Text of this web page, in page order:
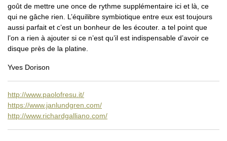
goût de mettre une once de rythme supplémentaire ici et là, ce
qui ne gâche rien. L’équilibre symbiotique entre eux est toujours
aussi parfait et c’est un bonheur de les écouter. a tel point que
l’on a rien à ajouter si ce n’est qu’il est indispensable d’avoir ce
disque près de la platine.
Yves Dorison
http://www.paolofresu.it/
https://www.janlundgren.com/
http://www.richardgalliano.com/